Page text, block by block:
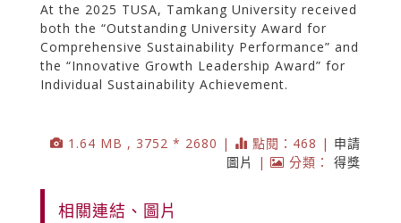
At the 2025 TUSA, Tamkang University received
both the “Outstanding University Award for
Comprehensive Sustainability Performance” and
the “Innovative Growth Leadership Award” for
Individual Sustainability Achievement.
1.64 MB , 3752 * 2680 | 點閱：468 | 申請
圖片
| 分類： 得獎
相關連結、圖片